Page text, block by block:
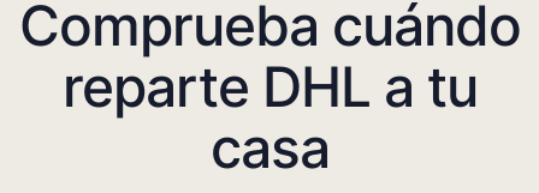
Comprueba cuándo
reparte DHL a tu
casa